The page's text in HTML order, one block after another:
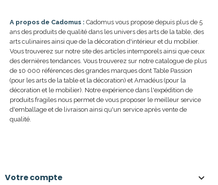
A propos de Cadomus : Cadomus vous propose depuis plus de 5
ans des produits de qualité dans les univers des arts de la table, des
arts culinaires ainsi que de la décoration d'intérieur et du mobilier.
Vous trouverez sur notre site des articles intemporels ainsi que ceux
des dernières tendances. Vous trouverez sur notre catalogue de plus
de 10 000 références des grandes marques dont Table Passion
(pour les arts de la table et la décoration) et Amadéus (pour la
décoration et le mobilier). Notre expérience dans l'expédition de
produits fragiles nous permet de vous proposer le meilleur service
d'emballage et de livraison ainsi qu'un service après vente de
qualité.
Votre compte 